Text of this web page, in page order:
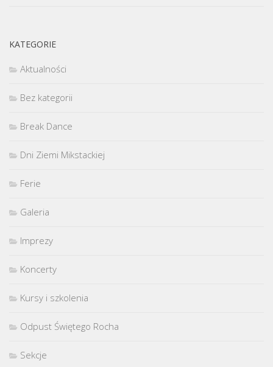
KATEGORIE
Aktualności
Bez kategorii
Break Dance
Dni Ziemi Mikstackiej
Ferie
Galeria
Imprezy
Koncerty
Kursy i szkolenia
Odpust Świętego Rocha
Sekcje